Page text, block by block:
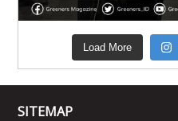
Load More
SITEMAP